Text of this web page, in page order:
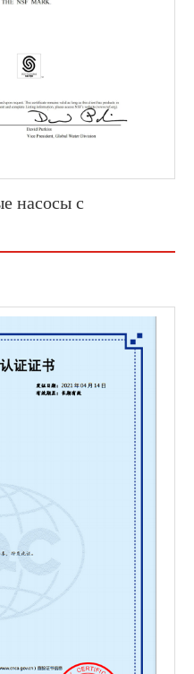
насосы с